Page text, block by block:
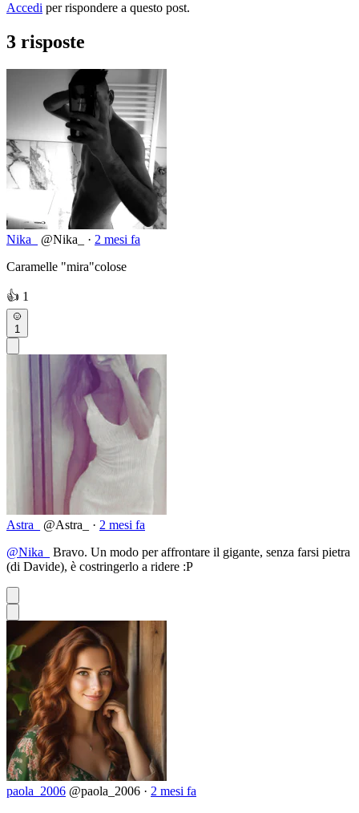
Accedi per rispondere a questo post.
3 risposte
Nika_ @Nika_ · 2 mesi fa
Caramelle "mira"colose
👍 1
1
Astra_ @Astra_ · 2 mesi fa
@Nika_
Bravo. Un modo per affrontare il gigante, senza farsi pietra
(di Davide), è costringerlo a ridere :P
paola_2006 @paola_2006 · 2 mesi fa